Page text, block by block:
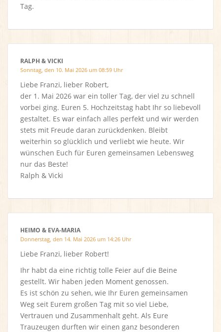
Tag.
RALPH & VICKI
Sonntag, den 10. Mai 2026 um 08:59 Uhr
Liebe Franzi, lieber Robert,
der 1. Mai 2026 war ein toller Tag, der viel zu schnell
vorbei ging. Euren 5. Hochzeitstag habt Ihr so liebevoll
gestaltet. Es war einfach alles perfekt und wir werden
stets mit Freude daran zurückdenken. Bleibt
weiterhin so glücklich und verliebt wie heute. Wir
wünschen Euch für Euren gemeinsamen Lebensweg
nur das Beste!
Ralph & Vicki
HEIMO & EVA-MARIA
Donnerstag, den 14. Mai 2026 um 14:26 Uhr
Liebe Franzi, lieber Robert!
Ihr habt da eine richtig tolle Feier auf die Beine
gestellt. Wir haben jeden Moment genossen.
Es ist schön zu sehen, wie Ihr Euren gemeinsamen
Weg seit Eurem großen Tag mit so viel Liebe,
Vertrauen und Zusammenhalt geht. Als Eure
Trauzeugen durften wir einen ganz besonderen